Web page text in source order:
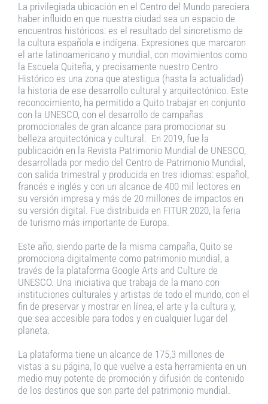
La privilegiada ubicación en el Centro del Mundo pareciera
haber influido en que nuestra ciudad sea un espacio de
encuentros históricos: es el resultado del sincretismo de
la cultura española e indígena. Expresiones que marcaron
el arte latinoamericano y mundial, con movimientos como
la Escuela Quiteña, y precisamente nuestro Centro
Histórico es una zona que atestigua (hasta la actualidad)
la historia de ese desarrollo cultural y arquitectónico. Este
reconocimiento, ha permitido a Quito trabajar en conjunto
con la UNESCO, con el desarrollo de campañas
promocionales de gran alcance para promocionar su
belleza arquitectónica y cultural. En 2019, fue la
publicación en la Revista Patrimonio Mundial de UNESCO,
desarrollada por medio del Centro de Patrimonio Mundial,
con salida trimestral y producida en tres idiomas: español,
francés e inglés y con un alcance de 400 mil lectores en
su versión impresa y más de 20 millones de impactos en
su versión digital. Fue distribuida en FITUR 2020, la feria
de turismo más importante de Europa.
Este año, siendo parte de la misma campaña, Quito se
promociona digitalmente como patrimonio mundial, a
través de la plataforma Google Arts and Culture de
UNESCO. Una iniciativa que trabaja de la mano con
instituciones culturales y artistas de todo el mundo, con el
fin de preservar y mostrar en línea, el arte y la cultura y,
que sea accesible para todos y en cualquier lugar del
planeta.
La plataforma tiene un alcance de 175,3 millones de
vistas a su página, lo que vuelve a esta herramienta en un
medio muy potente de promoción y difusión de contenido
de los destinos que son parte del patrimonio mundial.